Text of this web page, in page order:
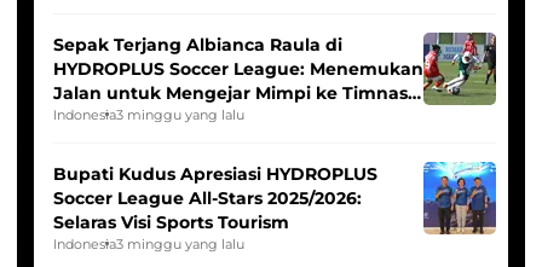
Sepak Terjang Albianca Raula di
HYDROPLUS Soccer League: Menemukan
Jalan untuk Mengejar Mimpi ke Timnas
Indonesia Putri
Indonesia3 minggu yang lalu
Bupati Kudus Apresiasi HYDROPLUS
Soccer League All-Stars 2025/2026:
Selaras Visi Sports Tourism
Indonesia3 minggu yang lalu